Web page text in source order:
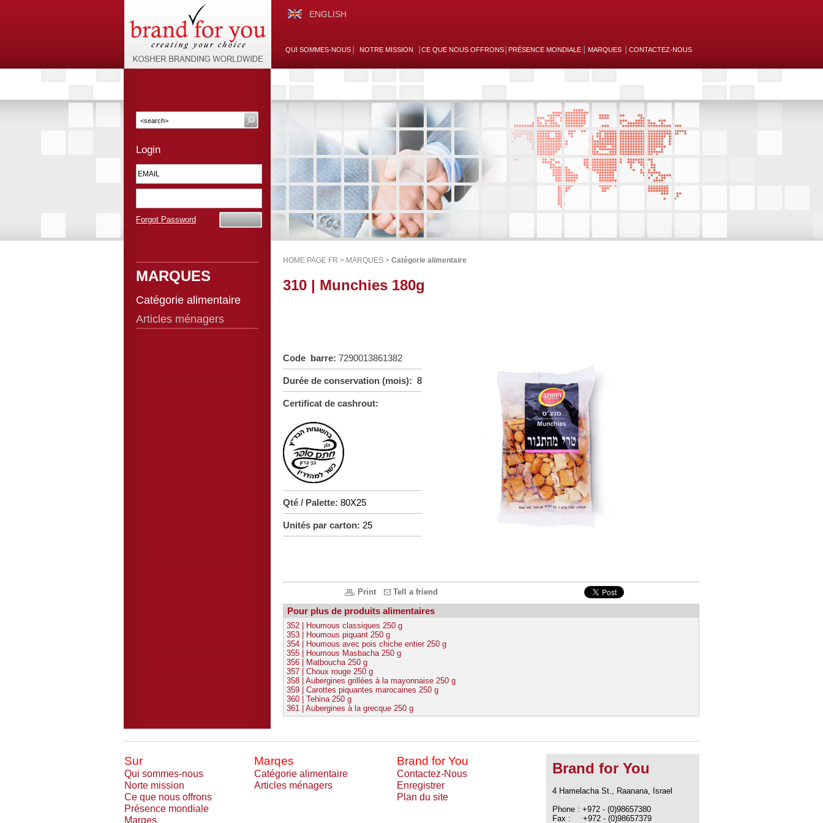
ENGLISH
QUI SOMMES-NOUS NOTRE MISSION CE QUE NOUS OFFRONS PRÉSENCE MONDIALE MARQUES CONTACTEZ-NOUS
Login
Forgot Password
MARQUES
Catégorie alimentaire
Articles ménagers
HOME PAGE FR > MARQUES > Catégorie alimentaire
310 | Munchies 180g
Code barre: 7290013861382
Durée de conservation (mois): 8
Certificat de cashrout:
Qté / Palette: 80X25
Unités par carton: 25
Print Tell a friend
Pour plus de produits alimentaires
352 | Houmous classiques 250 g
353 | Houmous piquant 250 g
354 | Houmous avec pois chiche entier 250 g
355 | Houmous Masbacha 250 g
356 | Matboucha 250 g
357 | Choux rouge 250 g
358 | Aubergines grillées à la mayonnaise 250 g
359 | Carottes piquantes marocaines 250 g
360 | Tehina 250 g
361 | Aubergines à la grecque 250 g
Sur Marqes Brand for You
Qui sommes-nous Catégorie alimentaire
Contactez-Nous
Norte mission
Articles ménagers
Enregistrer
Ce que nous offrons
Plan du site
Présence mondiale
Marqes
Brand for You
4 Hamelacha St., Raanana, Israel
Phone : +972 - (0)98657380
Fax : +972 - (0)98657379